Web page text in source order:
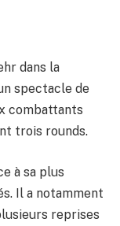
dans la
spectacle de
combattants
trois rounds.
à sa plus
Il a notamment
reprises